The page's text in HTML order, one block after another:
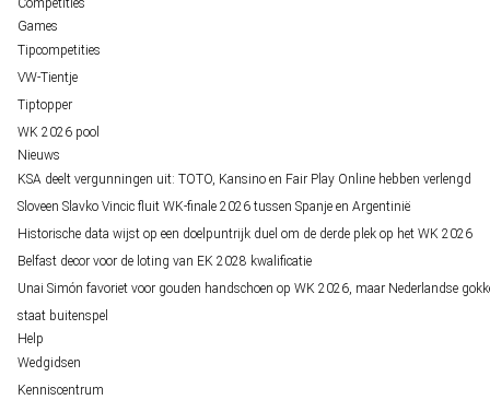
Competities
Games
Tipcompetities
VW-Tientje
Tiptopper
WK 2026 pool
Nieuws
KSA deelt vergunningen uit: TOTO, Kansino en Fair Play Online hebben verlengd
Sloveen Slavko Vincic fluit WK-finale 2026 tussen Spanje en Argentinië
Historische data wijst op een doelpuntrijk duel om de derde plek op het WK 2026
Belfast decor voor de loting van EK 2028 kwalificatie
Unai Simón favoriet voor gouden handschoen op WK 2026, maar Nederlandse
staat buitenspel
Help
Wedgidsen
Kenniscentrum